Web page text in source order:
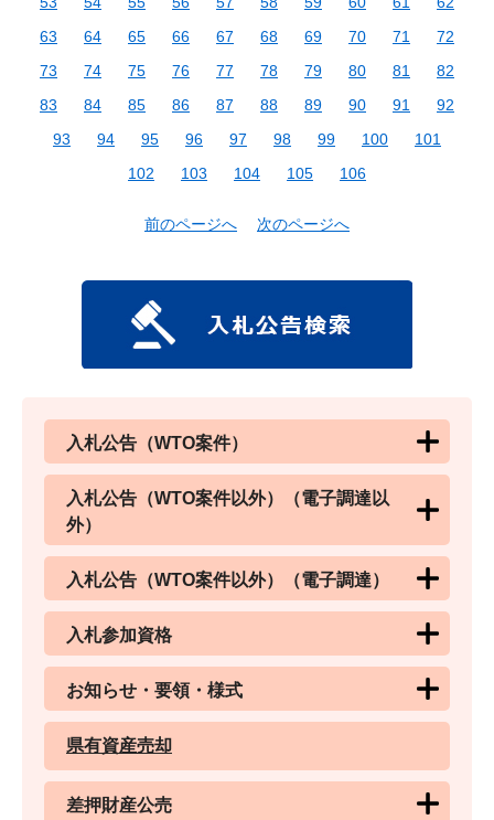
63
64 65 66 67 68 69 70 71
72
73
74 75 76 77 78 79 80 81
82
83
84 85 86 87 88 89 90 91
92
93
94 95 96 97 98 99 100
101
102
103 104 105 106
前のページへ 次のページへ
入札公告（WTO案件）
入札公告（WTO案件以外）（電子調達以
外）
入札公告（WTO案件以外）（電子調達）
入札参加資格
お知らせ・要領・様式
県有資産売却
差押財産公売